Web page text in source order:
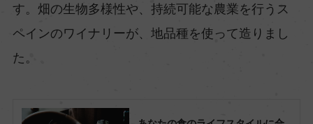
す。畑の生物多様性や、持続可能な農業を行うス
ペインのワイナリーが、地品種を使って造りまし
た。